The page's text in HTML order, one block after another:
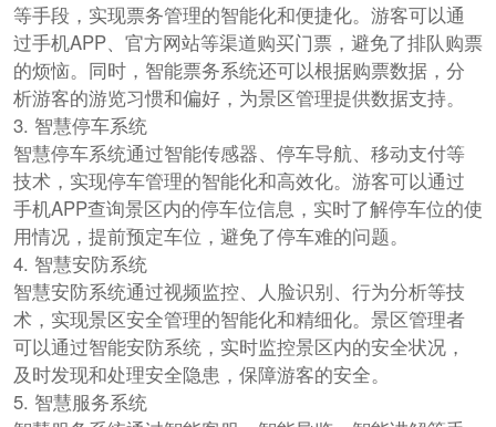
等手段，实现票务管理的智能化和便捷化。游客可以通
过手机APP、官方网站等渠道购买门票，避免了排队购票
的烦恼。同时，智能票务系统还可以根据购票数据，分
析游客的游览习惯和偏好，为景区管理提供数据支持。
3. 智慧停车系统
智慧停车系统通过智能传感器、停车导航、移动支付等
技术，实现停车管理的智能化和高效化。游客可以通过
手机APP查询景区内的停车位信息，实时了解停车位的使
用情况，提前预定车位，避免了停车难的问题。
4. 智慧安防系统
智慧安防系统通过视频监控、人脸识别、行为分析等技
术，实现景区安全管理的智能化和精细化。景区管理者
可以通过智能安防系统，实时监控景区内的安全状况，
及时发现和处理安全隐患，保障游客的安全。
5. 智慧服务系统